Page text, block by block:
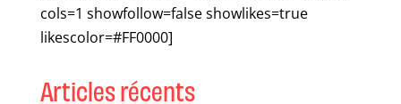
cols=1 showfollow=false showlikes=true
likescolor=#FF0000]
Articles récents